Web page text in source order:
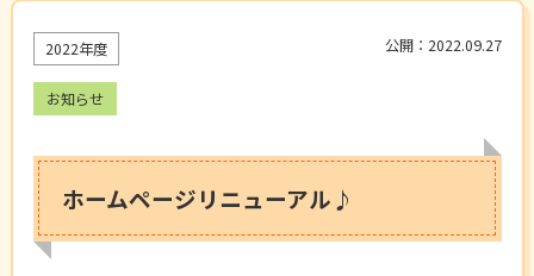
公開：2022.09.27
2022年度
お知らせ
ホームページリニューアル♪